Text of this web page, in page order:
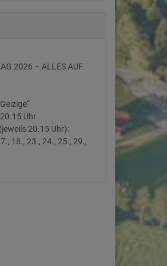
2026 – ALLES AUF
Uhr
20.15 Uhr):
18., 23., 24., 25., 29.,